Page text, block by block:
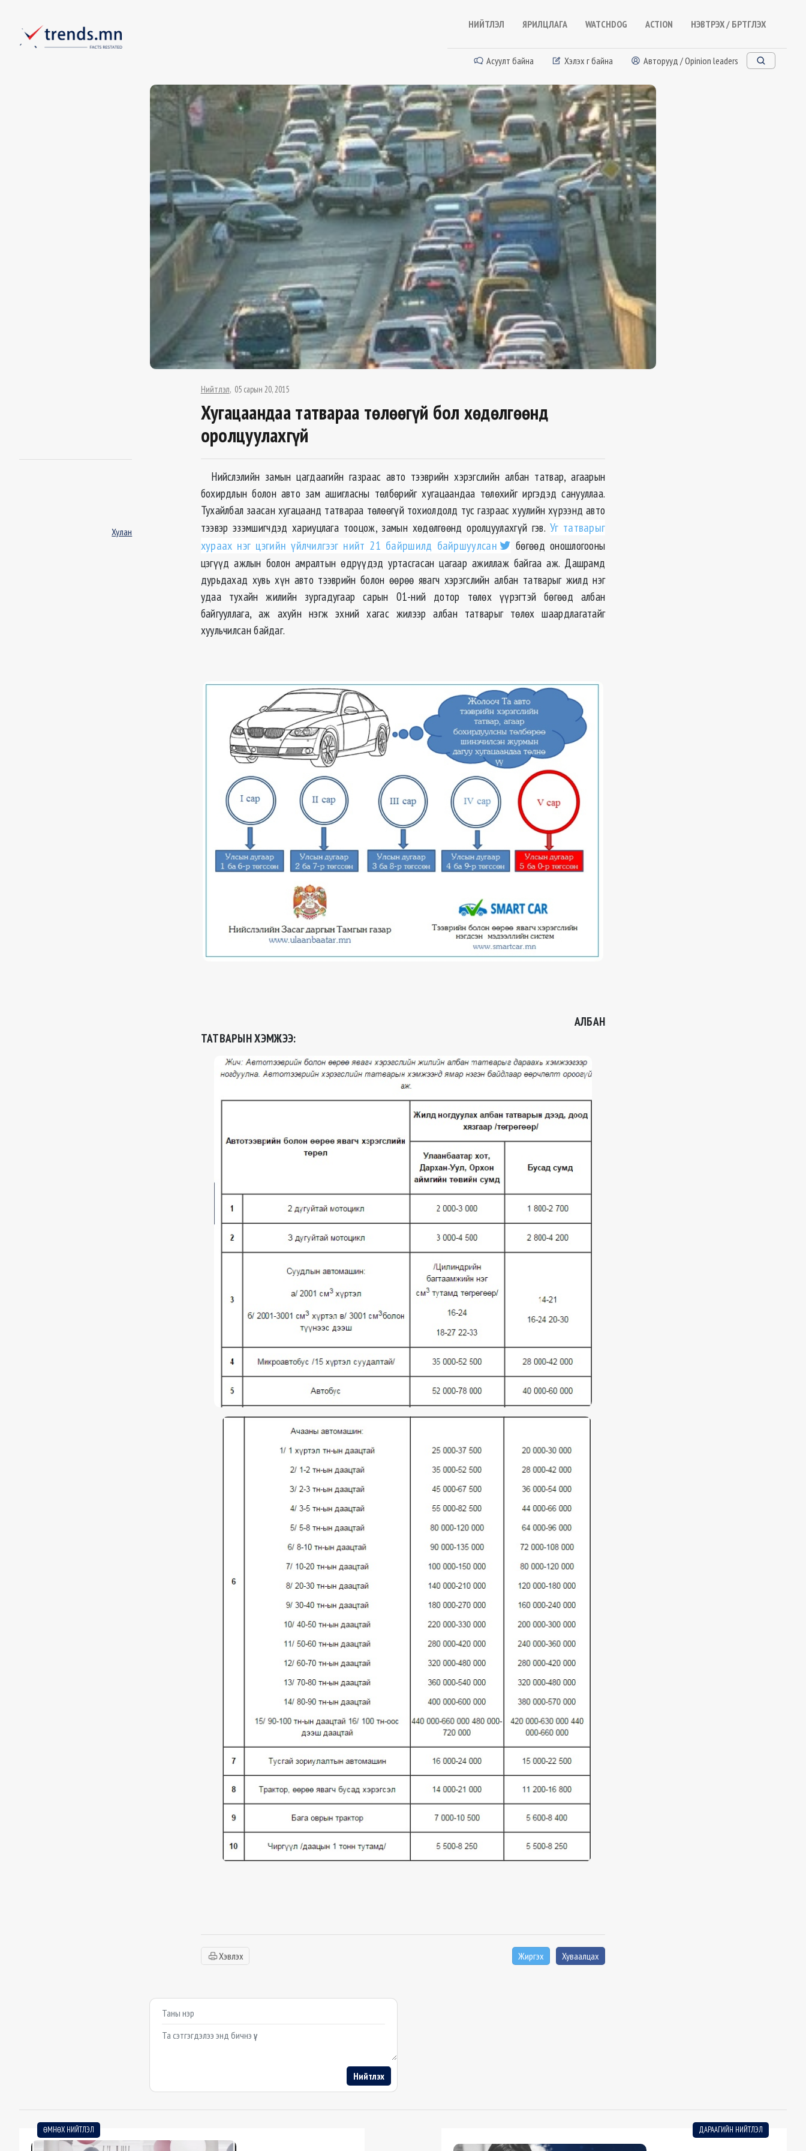
НИЙТЛЭЛ ЯРИЛЦЛАГА WATCHDOG ACTION НЭВТРЭХ / БҮРТГҮҮЛЭХ
Асуулт байна Хэлэх үг байна Авторууд / Opinion leaders
Нийтлэл 05 сарын 20, 2015
Хугацаандаа татвараа төлөөгүй бол хөдөлгөөнд
оролцуулахгүй
Хулан
Нийслэлийн замын цагдаагийн газраас авто тээврийн хэрэгслийн албан татвар, агаарын
бохирдлын болон авто зам ашигласны төлбөрийг хугацаандаа төлөхийг иргэдэд санууллаа.
Тухайлбал заасан хугацаанд татвараа төлөөгүй тохиолдолд тус газраас хуулийн хүрээнд авто
тээвэр эзэмшигчдэд хариуцлага тооцож, замын хөдөлгөөнд оролцуулахгүй гэв. Уг татварыг
хураах нэг цэгийн үйлчилгээг нийт 21 байршилд байршуулсан
бөгөөд оношлогооны
цэгүүд ажлын болон амралтын өдрүүдэд уртасгасан цагаар ажиллаж байгаа аж. Дашрамд
дурьдахад хувь хүн авто тээврийн болон өөрөө явагч хэрэгслийн албан татварыг жилд нэг
удаа тухайн жилийн зургадугаар сарын 01-ний дотор төлөх үүрэгтэй бөгөөд албан
байгууллага, аж ахуйн нэгж эхний хагас жилээр албан татварыг төлөх шаардлагатайг
хуульчилсан байдаг.
АЛБАН
ТАТВАРЫН ХЭМЖЭЭ:
Хэвлэх Жиргэх Хуваалцах
Сэтгэгдэл бичих
Example textarea
Нийтлэх
ӨМНӨХ НИЙТЛЭЛ ДАРААГИЙН НИЙТЛЭЛ